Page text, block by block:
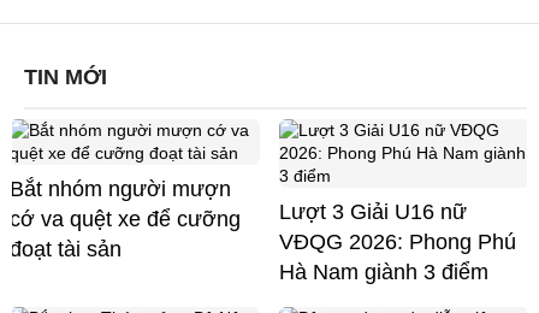
TIN MỚI
Bắt nhóm người mượn
cớ va quệt xe để cưỡng
đoạt tài sản
Lượt 3 Giải U16 nữ
VĐQG 2026: Phong Phú
Hà Nam giành 3 điểm